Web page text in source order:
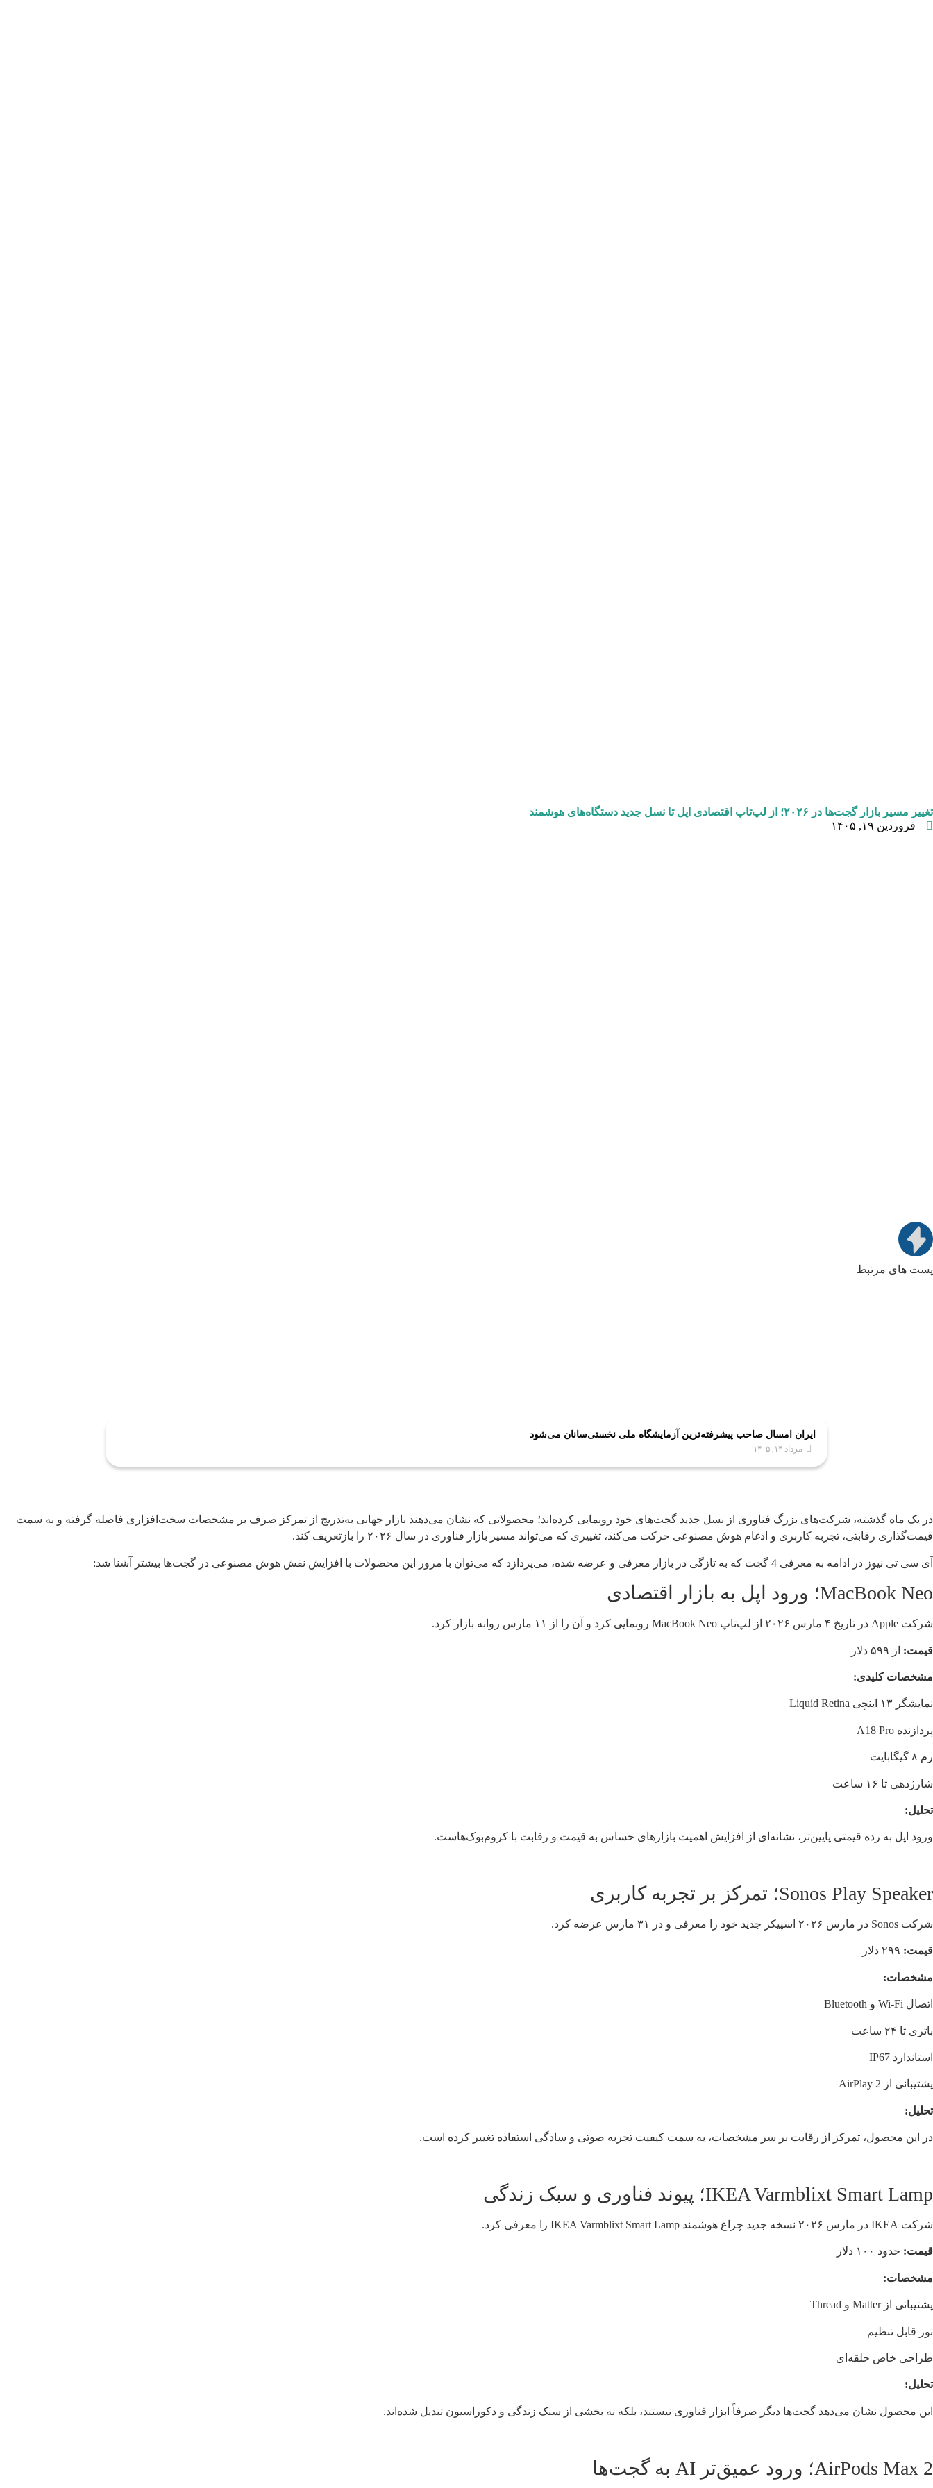
تغییر مسیر بازار گجت‌ها در ۲۰۲۶؛ از لپ‌تاپ اقتصادی اپل تا نسل جدید دستگاه‌های هوشمند
فروردین ۱۹, ۱۴۰۵
پست های مرتبط
ایران امسال صاحب پیشرفته‌ترین آزمایشگاه ملی نخستی‌سانان می‌شود
مرداد ۱۴, ۱۴۰۵
در یک ماه گذشته، شرکت‌های بزرگ فناوری از نسل جدید گجت‌های خود رونمایی کرده‌اند؛ محصولاتی که نشان می‌دهند بازار جهانی به‌تدریج از تمرکز صرف بر مشخصات سخت‌افزاری فاصله گرفته و به سمت
قیمت‌گذاری رقابتی، تجربه کاربری و ادغام هوش مصنوعی حرکت می‌کند، تغییری که می‌تواند مسیر بازار فناوری در سال ۲۰۲۶ را بازتعریف کند.
آی سی تی نیوز در ادامه به معرفی 4 گجت که به تازگی در بازار معرفی و عرضه شده، می‌پردازد که می‌توان با مرور این محصولات با افزایش نقش هوش مصنوعی در گجت‌ها بیشتر آشنا شد:
MacBook Neo؛ ورود اپل به بازار اقتصادی
شرکت Apple در تاریخ ۴ مارس ۲۰۲۶ از لپ‌تاپ MacBook Neo رونمایی کرد و آن را از ۱۱ مارس روانه بازار کرد.
قیمت: از ۵۹۹ دلار
مشخصات کلیدی:
نمایشگر ۱۳ اینچی Liquid Retina
پردازنده A18 Pro
رم ۸ گیگابایت
شارژدهی تا ۱۶ ساعت
تحلیل:
ورود اپل به رده قیمتی پایین‌تر، نشانه‌ای از افزایش اهمیت بازارهای حساس به قیمت و رقابت با کروم‌بوک‌هاست.
Sonos Play Speaker؛ تمرکز بر تجربه کاربری
شرکت Sonos در مارس ۲۰۲۶ اسپیکر جدید خود را معرفی و در ۳۱ مارس عرضه کرد.
قیمت:
مشخصات:
اتصال Wi-Fi و Bluetooth
باتری تا ۲۴ ساعت
استاندارد IP67
پشتیبانی از AirPlay 2
تحلیل:
در این محصول، تمرکز از رقابت بر سر مشخصات، به سمت کیفیت تجربه صوتی و سادگی استفاده تغییر کرده است.
IKEA Varmblixt Smart Lamp؛ پیوند فناوری و سبک زندگی
شرکت IKEA در مارس ۲۰۲۶ نسخه جدید چراغ هوشمند IKEA Varmblixt Smart Lamp را معرفی کرد.
قیمت: حدود ۱۰۰ دلار
مشخصات:
پشتیبانی از Matter و Thread
نور قابل تنظیم
طراحی خاص حلقه‌ای
تحلیل:
این محصول نشان می‌دهد گجت‌ها دیگر صرفاً ابزار فناوری نیستند، بلکه به بخشی از سبک زندگی و دکوراسیون تبدیل شده‌اند.
AirPods Max 2؛ ورود عمیق‌تر AI به گجت‌ها